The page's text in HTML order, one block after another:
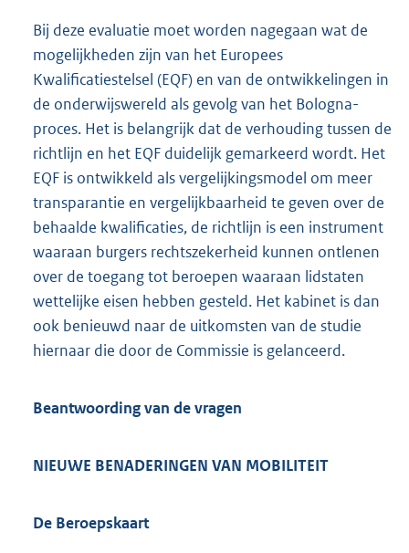
Bij deze evaluatie moet worden nagegaan wat de
mogelijkheden zijn van het Europees
Kwalificatiestelsel (EQF) en van de ontwikkelingen in
de onderwijswereld als gevolg van het Bologna-
proces. Het is belangrijk dat de verhouding tussen de
richtlijn en het EQF duidelijk gemarkeerd wordt. Het
EQF is ontwikkeld als vergelijkingsmodel om meer
transparantie en vergelijkbaarheid te geven over de
behaalde kwalificaties, de richtlijn is een instrument
waaraan burgers rechtszekerheid kunnen ontlenen
over de toegang tot beroepen waaraan lidstaten
wettelijke eisen hebben gesteld. Het kabinet is dan
ook benieuwd naar de uitkomsten van de studie
hiernaar die door de Commissie is gelanceerd.
Beantwoording van de vragen
NIEUWE BENADERINGEN VAN MOBILITEIT
De Beroepskaart